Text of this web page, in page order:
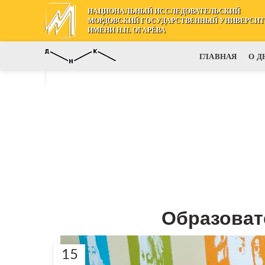
НАЦИОНАЛЬНЫЙ ИССЛЕДОВАТЕЛЬСКИЙ
МОРДОВСКИЙ ГОСУДАРСТВЕННЫЙ
ИМЕНИ Н.П. ОГАРЁВА
ГЛАВНАЯ О
15